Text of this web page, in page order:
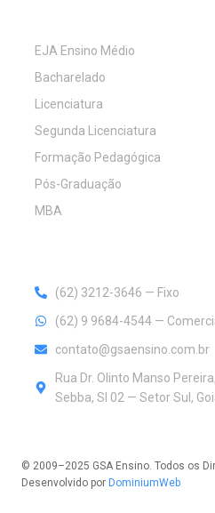
EJA Ensino Médio
Bacharelado
Licenciatura
Segunda Licenciatura
Formação Pedagógica
Pós-Graduação
MBA
(62) 3212-3646 — Fixo
(62) 9 9684-4544 —
contato@gsaensino.com.br
Rua Dr. Olinto Manso
Sebba, Sl 02 — Setor Sul,
© 2009–2025 GSA Ensino. Todos os
Desenvolvido por DominiumWeb